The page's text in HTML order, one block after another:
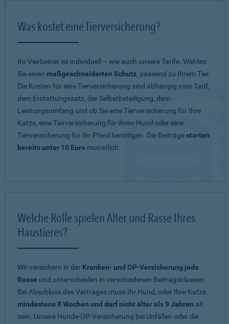
Was kostet eine Tierversicherung?
Ihr Vierbeiner ist individuell – wie auch unsere Tarife. Wählen
Sie einen maßgeschneiderten Schutz, passend zu Ihrem Tier.
Die Kosten für eine Tierversicherung sind abhängig vom Tarif,
dem Erstattungssatz, der Selbstbeteiligung, dem
Leistungsumfang und ob Sie eine Tierversicherung für Ihre
Katze, eine Tierversicherung für Ihren Hund oder eine
Tierversicherung für Ihr Pferd benötigen. Die Beiträgestarten
bereits unter 10 Euro monatlich.
Welche Rolle spielen Alter und Rasse Ihres
Haustieres?
Wir versichern in der Kranken- und OP-Versicherung jede
Rasse und unterscheiden in verschiedenen Beitragsklassen.
Bei Abschluss des Vertrages muss Ihr Hund, oder Ihre Katze
mindestens 8 Wochen und darf nicht älter als 9 Jahren alt
sein. Unsere Hunde-OP-Versicherung bei Unfällen oder die